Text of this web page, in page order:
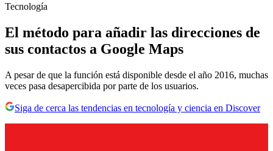
Tecnología
El método para añadir las direcciones de
sus contactos a Google Maps
A pesar de que la función está disponible desde el año 2016, muchas
veces pasa desapercibida por parte de los usuarios.
Siga de cerca las tendencias en tecnología y ciencia en Discover